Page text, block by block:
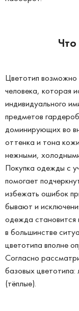
Цветотип возможно
человека, которая
индивидуального
предметов
доминирующих во
оттенка и тона
нежными,
Покупка одежды с
помогает
избежать ошибок
бывают и
одежда
в большинстве
цветотипа вполне
Согласно
базовых
(тёплые).